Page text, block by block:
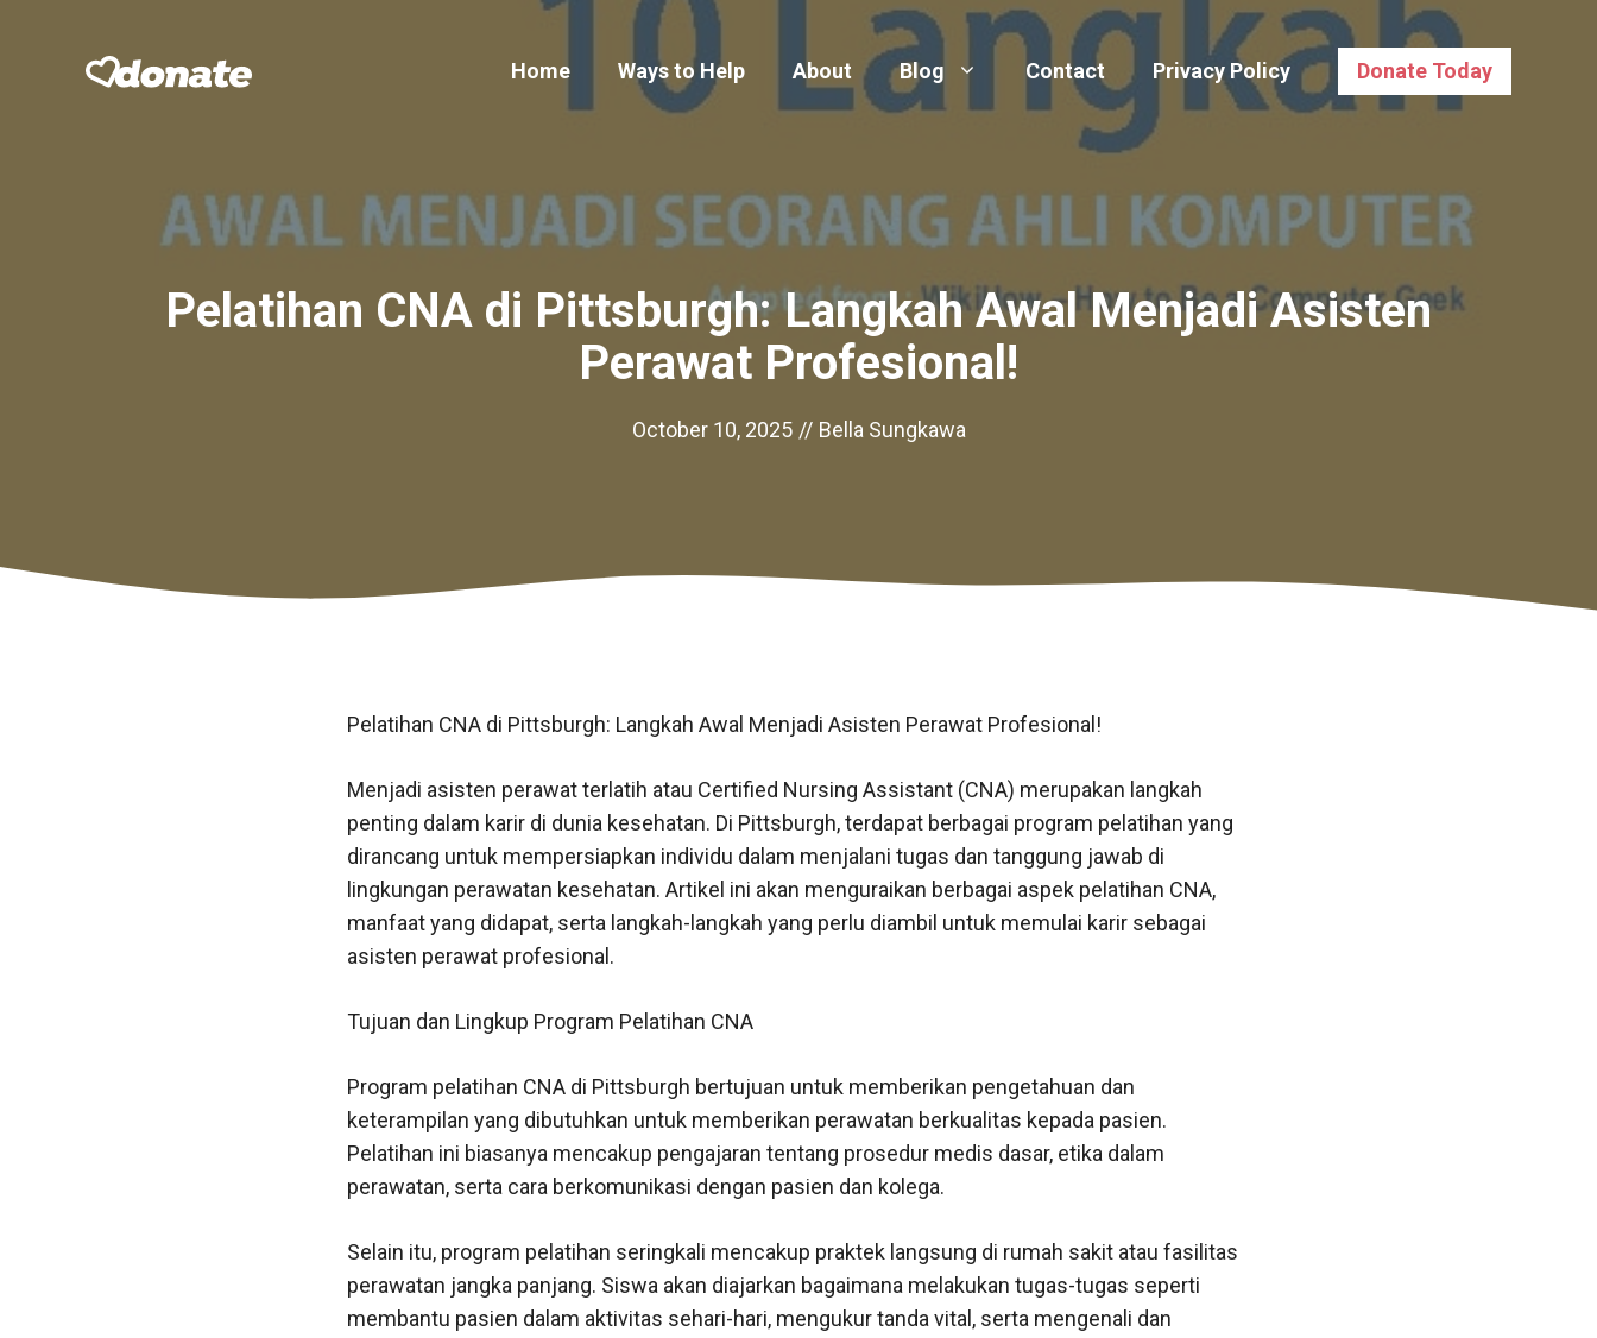
Home Ways to Help About Blog Contact Privacy Policy Donate Today
Pelatihan CNA di Pittsburgh: Langkah Awal Menjadi Asisten
Perawat Profesional!
October 10, 2025 // Bella Sungkawa
Pelatihan CNA di Pittsburgh: Langkah Awal Menjadi Asisten Perawat Profesional!
Menjadi asisten perawat terlatih atau Certified Nursing Assistant (CNA) merupakan langkah
penting dalam karir di dunia kesehatan. Di Pittsburgh, terdapat berbagai program pelatihan yang
dirancang untuk mempersiapkan individu dalam menjalani tugas dan tanggung jawab di
lingkungan perawatan kesehatan. Artikel ini akan menguraikan berbagai aspek pelatihan CNA,
manfaat yang didapat, serta langkah-langkah yang perlu diambil untuk memulai karir sebagai
asisten perawat profesional.
Tujuan dan Lingkup Program Pelatihan CNA
Program pelatihan CNA di Pittsburgh bertujuan untuk memberikan pengetahuan dan
keterampilan yang dibutuhkan untuk memberikan perawatan berkualitas kepada pasien.
Pelatihan ini biasanya mencakup pengajaran tentang prosedur medis dasar, etika dalam
perawatan, serta cara berkomunikasi dengan pasien dan kolega.
Selain itu, program pelatihan seringkali mencakup praktek langsung di rumah sakit atau fasilitas
perawatan jangka panjang. Siswa akan diajarkan bagaimana melakukan tugas-tugas seperti
membantu pasien dalam aktivitas sehari-hari, mengukur tanda vital, serta mengenali dan